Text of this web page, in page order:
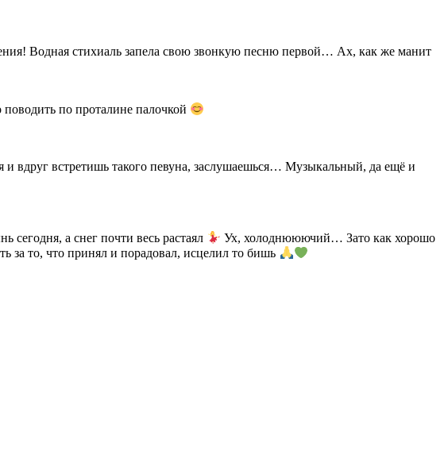
Водная стихиаль запела свою звонкую песню первой… Ах, как же манит
поводить по проталине палочкой
вдруг встретишь такого певуна, заслушаешься… Музыкальный, да ещё и
а снег почти весь растаял
Ух, холоднююючий… Зато как хорошо
за то, что принял и порадовал, исцелил то бишь